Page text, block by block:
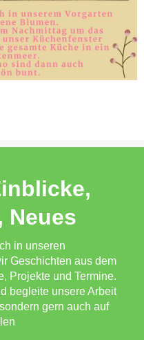
Neues
in unseren
Geschichten aus dem
Projekte und Termine.
begleite unsere Arbeit
gern auch auf